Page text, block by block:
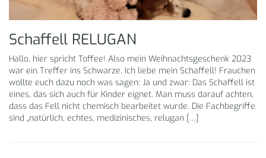
Schaffell RELUGAN
Hallo, hier spricht Toffee! Also mein Weihnachtsgeschenk 2023
war ein Treffer ins Schwarze. Ich liebe mein Schaffell! Frauchen
wollte euch dazu noch was sagen: Ja und zwar: Das Schaffell ist
eines, das sich auch für Kinder eignet. Man muss darauf achten,
dass das Fell nicht chemisch bearbeitet wurde. Die Fachbegriffe
sind „natürlich, echtes, medizinisches, relugan […]